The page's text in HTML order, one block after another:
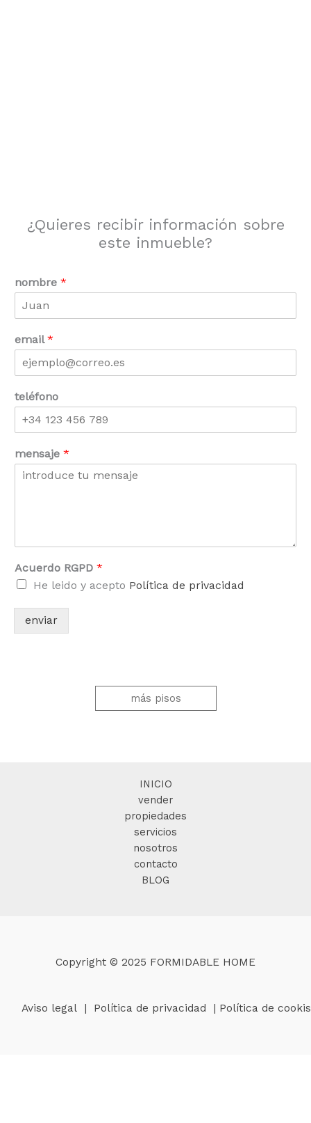
¿Quieres recibir información sobre
este inmueble?
nombre *
email*
teléfono
mensaje *
Acuerdo RGPD *
He leido y acepto Política de privacidad
enviar
más pisos
INICIO
vender
propiedades
servicios
nosotros
contacto
BLOG
Copyright © 2025 FORMIDABLE HOME
Aviso legal | Política de privacidad | Política de cookis